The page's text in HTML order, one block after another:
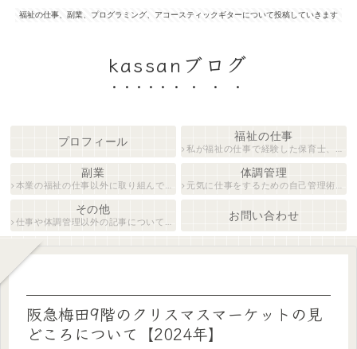
福祉の仕事、副業、プログラミング、アコースティックギターについて投稿していきます
kassanブログ
プロフィール 福祉の仕事
私が福祉の仕事で経験した保育士、障がい者生活支援員について紹介します。
副業
本業の福祉の仕事以外に取り組んでいる仕事について紹介します。
体調管理
元気に仕事をするための自己管理術について説明します。
その他
仕事や体調管理以外の記事について執筆しています。
お問い合わせ
阪急梅田9階のクリスマスマーケットの見
どころについて【2024年】